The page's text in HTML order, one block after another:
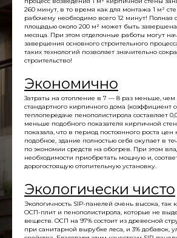
260 минут, в то время как для монтажа 1 м²
рабочему необходимо всего 12 минут! Полная
площадью около 200 м² может быть
месяца. При этом отделочные работы могут
завершения основного строительного
таких технологий позволяет значительно
строительство!
Экономично
Затраты на отопление в 7 — 8 раз меньше, чем
стандартного кирпичного дома (коэффициент
теплопередаче пенополистирола составляет
меньше подобного показателя кирпичной
показала, что в период постоянного роста цен
подобное, здание полностью себя окупает в
по экономии средств на обогрев. При этом
необходимости приобретать мощную и,
дорогостоящую отопительную установку.
Экологически чисто
Экологичность SIP-панелей очень высока, так
ОСП-плит и пенополистирола, которые не
веществ. ОСП на 97% состоит из древесной
при санитарной вырубке леса, и 3% добавок,